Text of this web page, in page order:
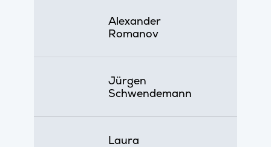
Alexander
Romanov
Jürgen
Schwendemann
Laura